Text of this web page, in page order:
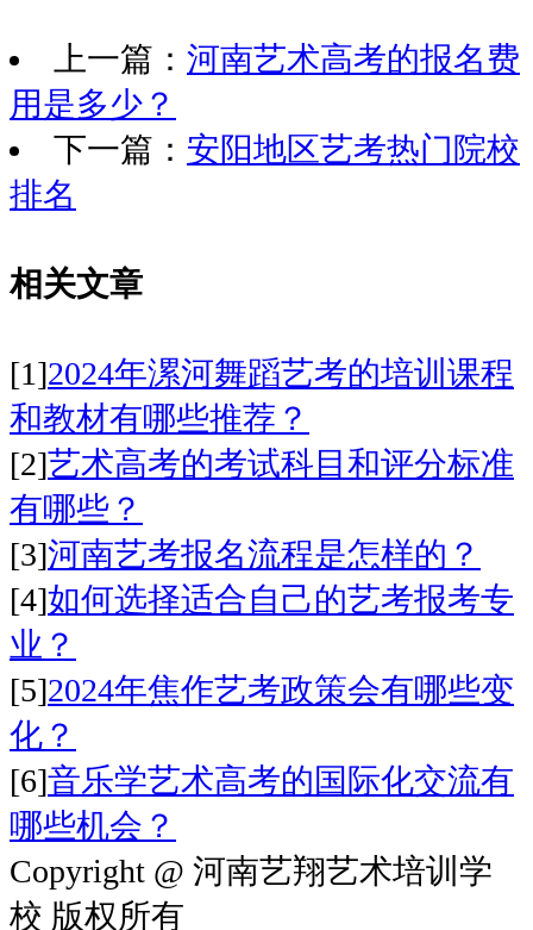
上一篇： 河南艺术高考的报名费
用是多少？
下一篇： 安阳地区艺考热门院校
排名
相关文章
[1]2024年漯河舞蹈艺考的培训课程
和教材有哪些推荐？
[2]艺术高考的考试科目和评分标准
有哪些？
[3]河南艺考报名流程是怎样的？
[4]如何选择适合自己的艺考报考专
业？
[5]2024年焦作艺考政策会有哪些变
化？
[6]音乐学艺术高考的国际化交流有
哪些机会？
Copyright @ 河南艺翔艺术培训学
校 版权所有